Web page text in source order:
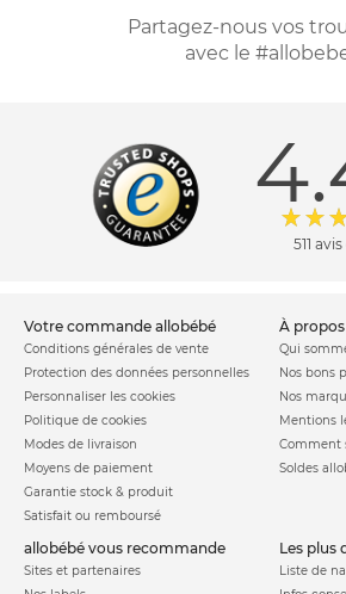
Partagez-nous vos
avec le
511
votre commande allobébé
Conditions générales de vente
Protection des données personnelles
Personnaliser les cookies
Politique de cookies
Modes de livraison
Moyens de paiement
Garantie stock & produit
Satisfait ou remboursé
à
Qui
Nos bons
Nos
Mentions
Comment
Soldes
allobébé vous recommande
Sites et partenaires
les plus
Liste de